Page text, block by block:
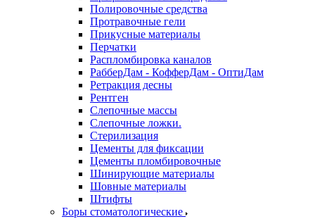
Полировочные средства
Протравочные гели
Прикусные материалы
Перчатки
Распломбировка каналов
РабберДам - КофферДам - ОптиДам
Ретракция десны
Рентген
Слепочные массы
Слепочные ложки.
Стерилизация
Цементы для фиксации
Цементы пломбировочные
Шинирующие материалы
Шовные материалы
Штифты
Боры стоматологические